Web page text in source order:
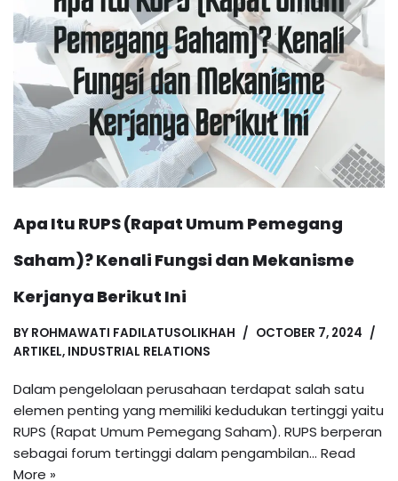
Apa Itu RUPS (Rapat Umum Pemegang
Saham)? Kenali Fungsi dan Mekanisme
Kerjanya Berikut Ini
BY ROHMAWATI FADILATUSOLIKHAH
OCTOBER 7, 2024
ARTIKEL, INDUSTRIAL RELATIONS
Dalam pengelolaan perusahaan terdapat salah satu
elemen penting yang memiliki kedudukan tertinggi yaitu
RUPS (Rapat Umum Pemegang Saham). RUPS berperan
sebagai forum tertinggi dalam pengambilan… Read
More »